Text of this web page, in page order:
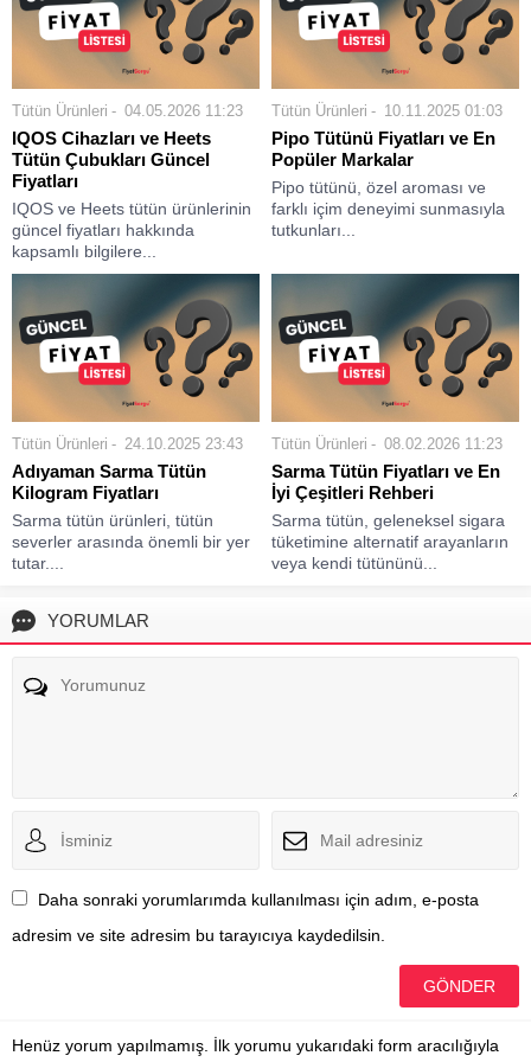
Tütün Ürünleri 04.05.2026 11:23
IQOS Cihazları ve Heets
Tütün Çubukları Güncel
Fiyatları
IQOS ve Heets tütün ürünlerinin
güncel fiyatları hakkında
kapsamlı bilgilere...
Tütün Ürünleri 10.11.2025 01:03
Pipo Tütünü Fiyatları ve En
Popüler Markalar
Pipo tütünü, özel aroması ve
farklı içim deneyimi sunmasıyla
tutkunları...
Tütün Ürünleri 24.10.2025 23:43
Adıyaman Sarma Tütün
Kilogram Fiyatları
Sarma tütün ürünleri, tütün
severler arasında önemli bir yer
tutar....
Tütün Ürünleri 08.02.2026 11:23
Sarma Tütün Fiyatları ve En
İyi Çeşitleri Rehberi
Sarma tütün, geleneksel sigara
tüketimine alternatif arayanların
veya kendi tütününü...
YORUMLAR
Daha sonraki yorumlarımda kullanılması için adım, e-posta
adresim ve site adresim bu tarayıcıya kaydedilsin.
Henüz yorum yapılmamış. İlk yorumu yukarıdaki form aracılığıyla